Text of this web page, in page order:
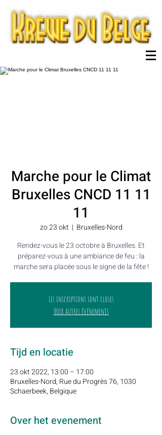
Marche pour le Climat
Bruxelles CNCD 11 11
11
zo 23 okt
  |
Bruxelles-Nord
Rendez-vous le 23 octobre à Bruxelles. Et
préparez-vous à une ambiance de feu : la
marche sera placée sous le signe de la fête !
Les inscriptions sont closes
Voir autres événements
Tijd en locatie
23 okt 2022, 13:00 – 17:00
Bruxelles-Nord, Rue du Progrès 76, 1030
Schaerbeek, Belgique
Over het evenement